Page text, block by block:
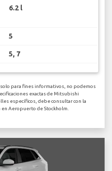
6.2 l
5
5, 7
para fines informativos, no podemos
exactas de Mitsubishi
específicos, debe consultar con la
Aeropuerto de Stockholm.